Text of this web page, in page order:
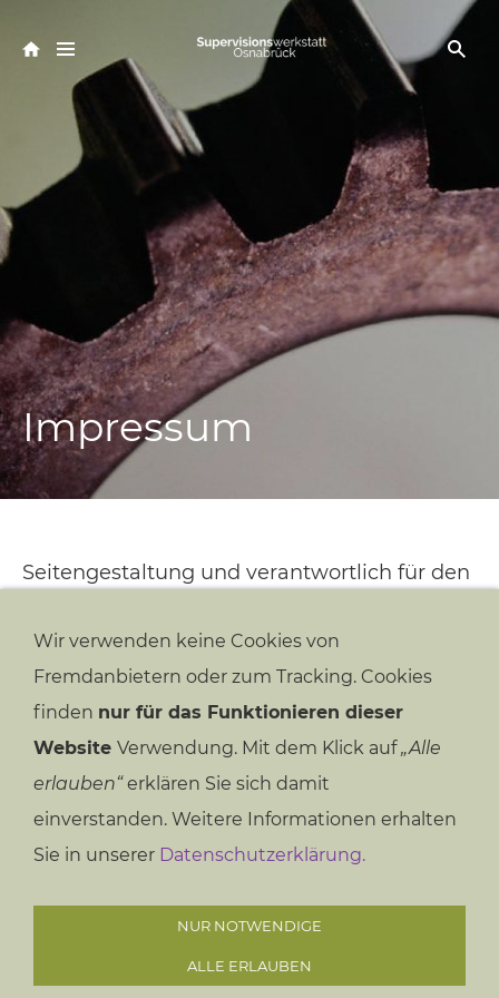
Impressum
Seitengestaltung und verantwortlich für den
Wolfgang Ruthemeier
Im Fange 75
49084 Osnabrück
info@supervisionswerkstatt-os.de
Telefon: 0541 - 70 91 08
IMPRESSUM DATENSCHUTZERKLÄRUNG
Wir verwenden keine Cookies von
Fremdanbietern oder zum Tracking. Cookies
finden nur für das Funktionieren dieser
Website Verwendung. Mit dem Klick auf„Alle
erlauben“erklären Sie sich damit
einverstanden. Weitere Informationen erhalten
Sie in unserer Datenschutzerklärung.
NUR NOTWENDIGE
ALLE ERLAUBEN